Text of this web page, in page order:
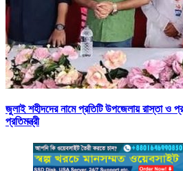
জুলাই শহীদদের নামে প্রতিটি উপজেলায় রাস্তা ও
প্রতিমন্ত্রী